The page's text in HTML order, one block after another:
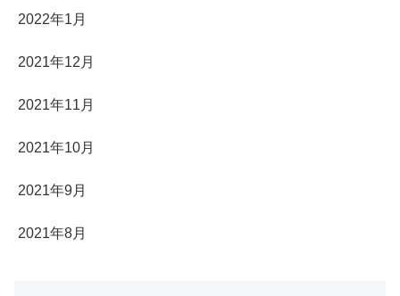
2022年1月
2021年12月
2021年11月
2021年10月
2021年9月
2021年8月